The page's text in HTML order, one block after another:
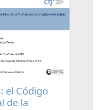
el Código
de la